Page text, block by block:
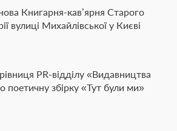
Книгарня-кав’ярня Старого
вулиці Михайлівської у Києві
PR-відділу «Видавництва
поетичну збірку «Тут були ми»